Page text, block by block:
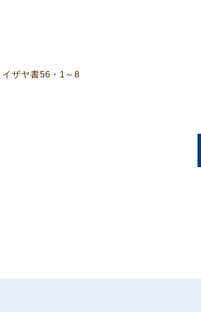
イザヤ書56・1～8